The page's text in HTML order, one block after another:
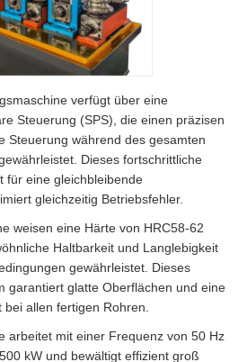
verfügt über eine
Steuerung (SPS), die einen präzisen
Steuerung während des gesamten
Dieses fortschrittliche
für eine gleichbleibende
gleichzeitig Betriebsfehler.
weisen eine Härte von HRC58-62
Haltbarkeit und Langlebigkeit
gewährleistet. Dieses
garantiert glatte Oberflächen und eine
allen fertigen Rohren.
arbeitet mit einer Frequenz von 50 Hz
kW und bewältigt effizient groß